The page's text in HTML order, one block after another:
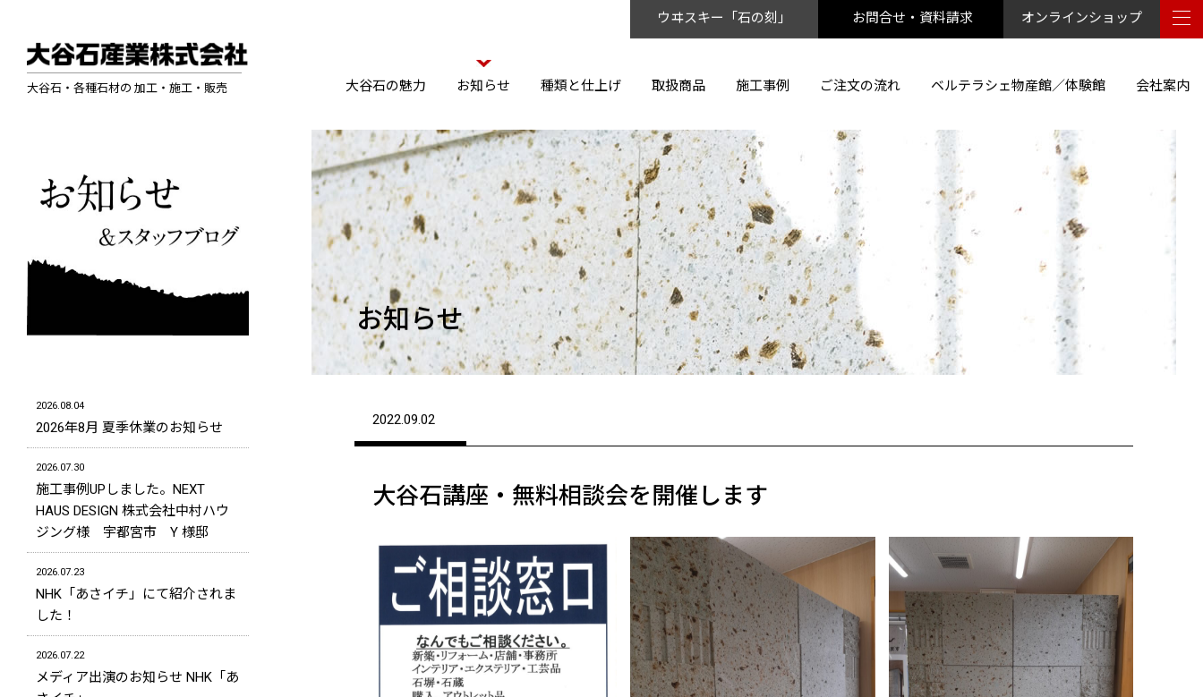
大谷石・各種石材の 加工・施工・販売 大谷石の魅力 お知らせ 種類と仕上げ 取扱商品 施工事例 ご注文の流れ ベルテラシェ物産館／体験館 会社案内
ウヰスキー「石の刻」 お問合せ・資料請求 オンラインショップ
お知らせ
2022.09.02
大谷石講座・無料相談会を開催します
2026.08.04
2026年8月 夏季休業のお知らせ
2026.07.30
施工事例UPしました。NEXT
HAUS DESIGN 株式会社中村ハウ
ジング様 宇都宮市 Y 様邸
2026.07.23
NHK「あさイチ」にて紹介されま
した！
2026.07.22
メディア出演のお知らせ NHK「あ